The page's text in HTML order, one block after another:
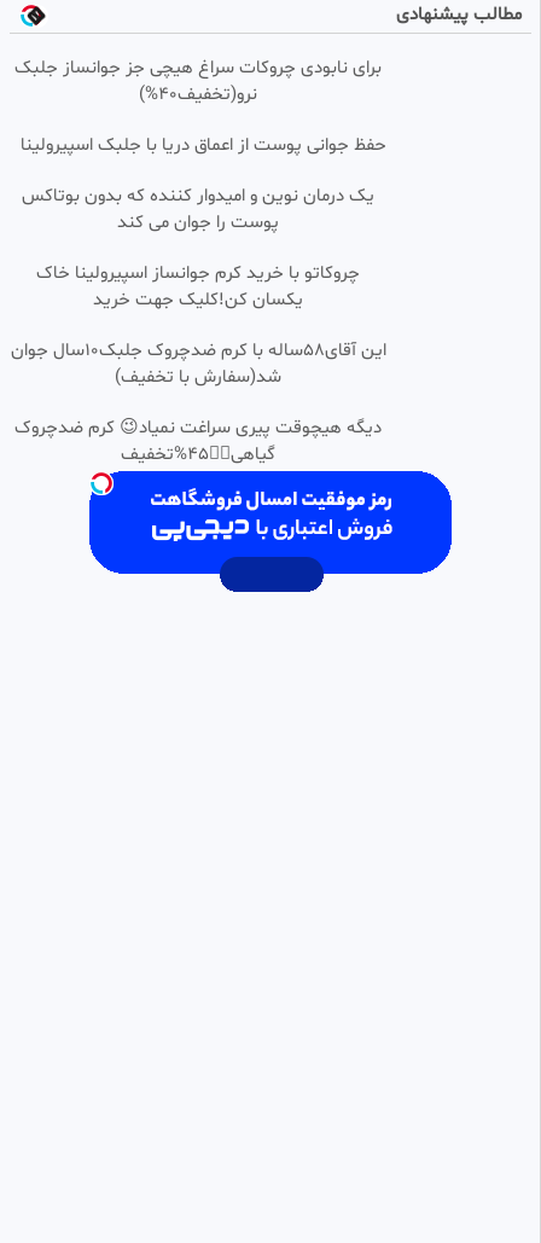
SD
بلژیک ریخت
زهره شاه حیدری
• ۴ هفته پیش
0:00:18
مهاجرت ۳۷۵۰۰ مراکشی به اسپانیا
و هرج و مرج عجیب توی این کشور
ریحانه
9 بازدید
اسپانیا ۰-۰ کیپ ورد
فوتبالشویی
حرکت عجیب و جسورانه جنگنده
زهره شاه حیدری
•
0:00:26 دشمنی اسپانیا با اسرائیل.
محمد مهدی هراتی.
مطالب پیشنهادی
برای نابودی چروکات سراغ هیچی جز جوانساز جلبک
نرو(تخفیف40%)
حفظ جوانی پوست از اعماق دریا با جلبک اسپیرولینا
یک درمان نوین و امیدوار کننده که بدون بوتاکس
پوست را جوان می کند
چروکاتو با خرید کرم جوانساز اسپیرولینا خاک
یکسان کن!کلیک جهت خرید
این آقای58ساله با کرم ضدچروک جلبک10سال جوان
شد(سفارش با تخفیف)
دیگه هیچوقت پیری سراغت نمیاد😉 کرم ضدچروک
گیاهی👈🏻45%تخفیف